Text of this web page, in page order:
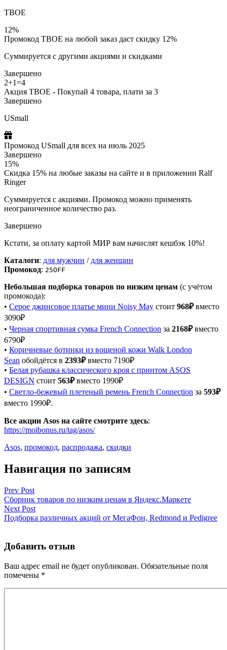
ТВОЕ
12%
Промокод ТВОЕ на любой заказ даст скидку 12%
Суммируется с другими акциями и скидками
Завершено
2+1=4
Акция ТВОЕ - Покупай 4 товара, плати за 3
Завершено
USmall
Промокод USmall для всех на июль 2025
Завершено
15%
Скидка 15% на любые заказы на сайте и в приложении Ralf
Ringer
Cуммируется с акциями. Промокод можно применять
неограниченное количество раз.
Завершено
Кстати, за оплату картой МИР вам начислят кешбэк 10%!
Каталоги: для мужчин / для женщин
Промокод: 25OFF
Небольшая подборка товаров по низким ценам (с учётом
промокода):
• Серое джинсовое платье мини Noisy May стоит 968₽вместо
3090₽
• Черная спортивная сумка French Connection за 2168₽вместо
6790₽
• Коричневые ботинки из вощеной кожи Walk London
Sean обойдётся в 2393₽вместо 7190₽
• Белая рубашка классического кроя с принтом ASOS
DESIGN стоит 563₽вместо 1990₽
• Светло-бежевый плетеный ремень French Connection за 593₽
вместо 1990₽.
Все акции Asos на сайте смотрите здесь:
https://moibonus.ru/tag/asos/
Asos, промокод, распродажа, скидки
Навигация по записям
Prev Post
Сборник товаров по низким ценам в Яндекс.Маркете
Next Post
Подборка различных акций от МегаФон, Redmond и Pedigree
Добавить отзыв
Ваш адрес email не будет опубликован. Обязательные поля
помечены *